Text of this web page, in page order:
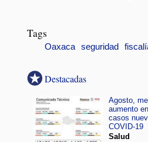
Tags
Oaxaca seguridad
Destacadas
Agosto,
aumento
casos
COVID-19
Salud